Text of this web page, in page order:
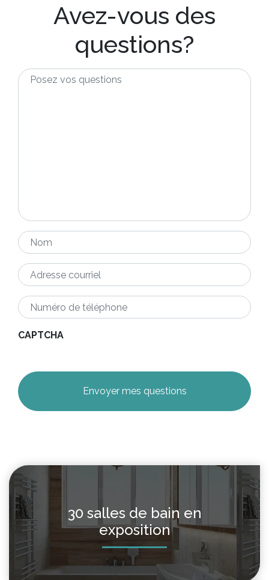
Avez-vous des
questions?
Posez
vos
Nom
Adresse
courriel *
Numéro
de
CAPTCHA
30 salles de bain en
exposition